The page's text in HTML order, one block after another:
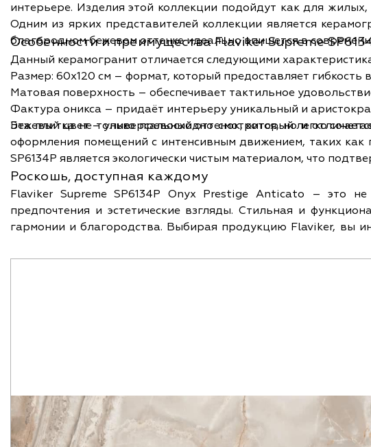
интерьере. Изделия этой коллекции подойдут как для
Одним из ярких представителей коллекции является
благородном бежевом оттенке идеально впишется в
Особенности и преимущества Flaviker Supreme
Данный керамогранит отличается следующими
Размер: 60х120 см – формат, который предоставляет
Матовая поверхность – обеспечивает тактильное
Фактура оникса – придаёт интерьеру уникальный и
Бежевый цвет – универсальный оттенок, который легко
Эта плитка не только превосходно смотрится, но и
оформления помещений с интенсивным движением, таких
SP6134P является экологически чистым материалом, что
Роскошь, доступная каждому
Flaviker Supreme SP6134P Onyx Prestige Anticato – это
предпочтения и эстетические взгляды. Стильная и
гармонии и благородства. Выбирая продукцию Flaviker, вы инвестируете в непревзойденное качество и дизайн, получая в свое распоряжение материалы,
квартиры до классического загородного дома –